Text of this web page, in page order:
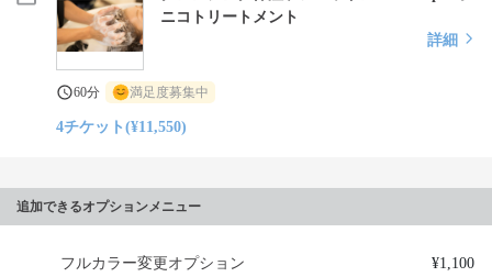
ニコトリートメント
詳細
60分 満足度募集中
4チケット(¥11,550)
追加できるオプションメニュー
フルカラー変更オプション ¥1,100